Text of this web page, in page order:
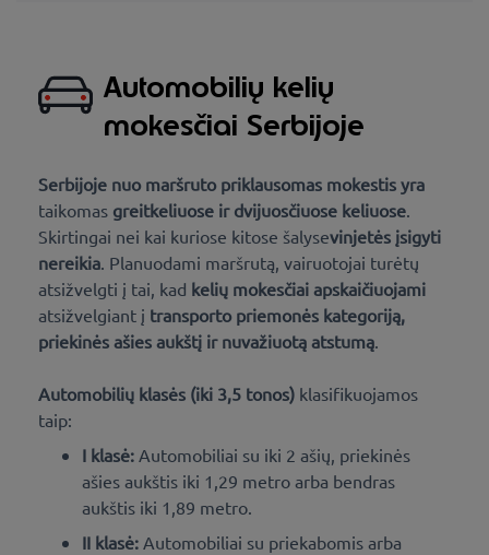
Automobilių kelių
mokesčiai Serbijoje
Serbijoje nuo maršruto priklausomas mokestis yra
taikomas greitkeliuose ir dvijuosčiuose keliuose
Skirtingai nei kai kuriose kitose šalysevinjetės įsigyti
nereikia . Planuodami maršrutą, vairuotojai turėtų
atsižvelgti į tai, kad kelių mokesčiai apskaičiuojami
atsižvelgiant į transporto priemonės kategoriją,
priekinės ašies aukštį ir nuvažiuotą atstumą
Automobilių klasės (iki 3,5 tonos) klasifikuojamos
taip:
I klasė: Automobiliai su iki 2 ašių, priekinės
ašies aukštis iki 1,29 metro arba bendras
aukštis iki 1,89 metro.
II klasė: Automobiliai su priekabomis arba